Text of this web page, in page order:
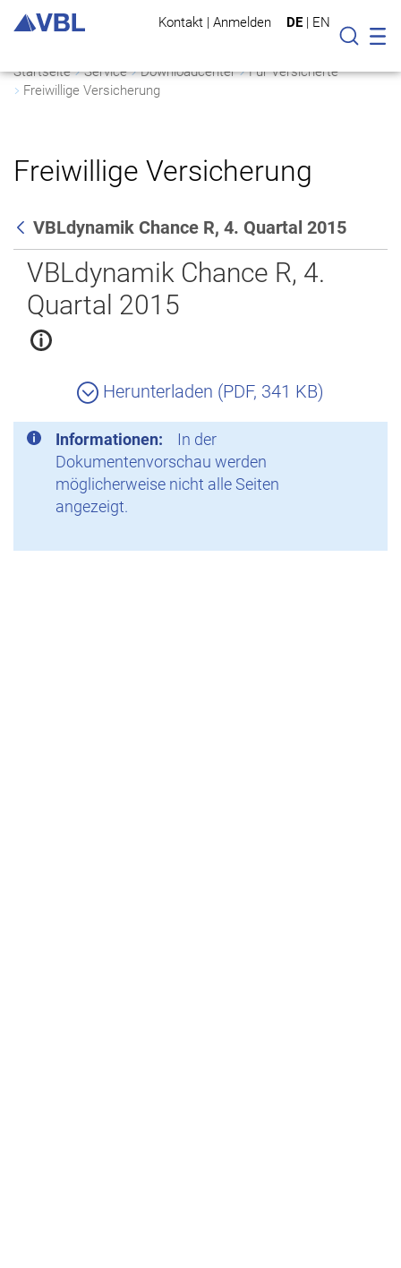
Kontakt | Anmelden DE | EN
Suche
Startseite Service Downloadcenter
Für Versicherte
Freiwillige Versicherung
Freiwillige Versicherung
Zurück
VBLdynamik Chance R, 4. Quartal 2015
VBLdynamik Chance R, 4.
Quartal 2015
Herunterladen (PDF, 341 KB)
Informationen:
In der
Dokumentenvorschau werden
möglicherweise nicht alle Seiten
angezeigt.